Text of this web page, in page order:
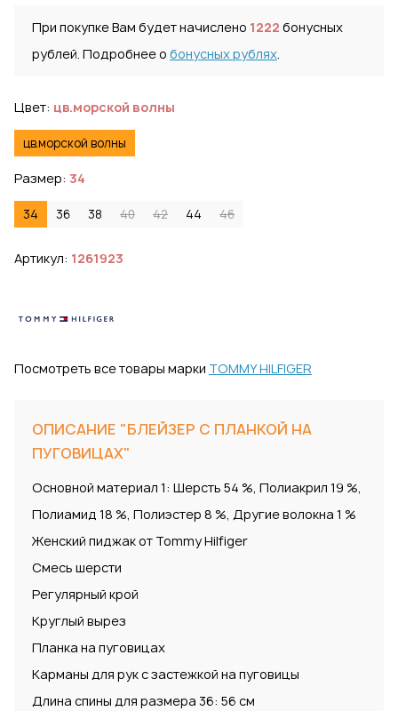
При покупке Вам будет начислено 1222 бонусных
рублей. Подробнее о бонусных рублях.
Цвет: цв.морской волны
цв.морской волны
Размер: 34
34 36 38 40 42 44 46
Артикул: 1261923
Посмотреть все товары марки TOMMY HILFIGER
ОПИСАНИЕ "БЛЕЙЗЕР С ПЛАНКОЙ НА
ПУГОВИЦАХ"
Основной материал 1: Шерсть 54 %, Полиакрил 19 %,
Полиамид 18 %, Полиэстер 8 %, Другие волокна 1 %
Женский пиджак от Tommy Hilfiger
Смесь шерсти
Регулярный крой
Круглый вырез
Планка на пуговицах
Карманы для рук с застежкой на пуговицы
Длина спины для размера 36: 56 см